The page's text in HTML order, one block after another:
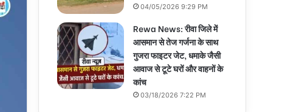
04/05/2026 9:29 PM
Rewa News: रीवा जिले में
आसमान से तेज गर्जना के साथ
गुजरा फाइटर जेट, धमाके जैसी
आवाज से टूटे घरों और वाहनों के
कांच
03/18/2026 7:22 PM